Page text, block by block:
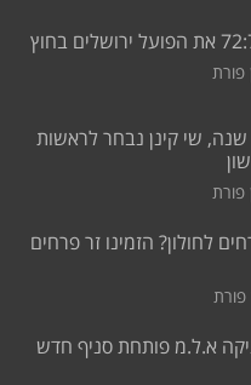
פורת
מהפך בחולון: לאחר 30 שנה, שי קינן נבחר לראשות
פורת
לחולון? הזמינו זר פרחים
פורת
א.ל.מ פותחת סניף חדש